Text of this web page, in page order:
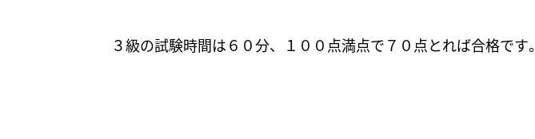
３級の試験時間は６０分、１００点満点で７０点とれば合格です。